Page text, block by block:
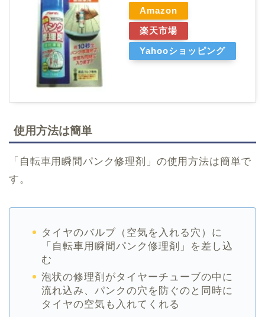
Amazon
楽天市場
Yahooショッピング
使用方法は簡単
「自転車用瞬間パンク修理剤」の使用方法は簡単で
す。
タイヤのバルブ（空気を入れる穴）に
「自転車用瞬間パンク修理剤」を差し込
む
泡状の修理剤がタイヤーチューブの中に
流れ込み、パンクの穴を防ぐのと同時に
タイヤの空気も入れてくれる